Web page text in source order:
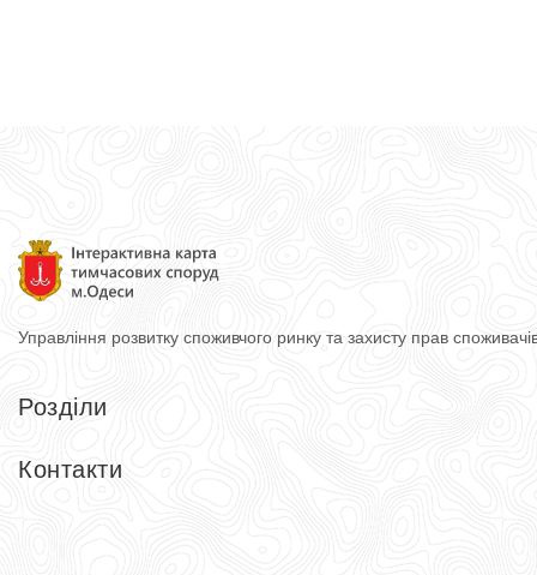
Управління розвитку споживчого ринку та захисту прав
Розділи
Довідник
Контакти